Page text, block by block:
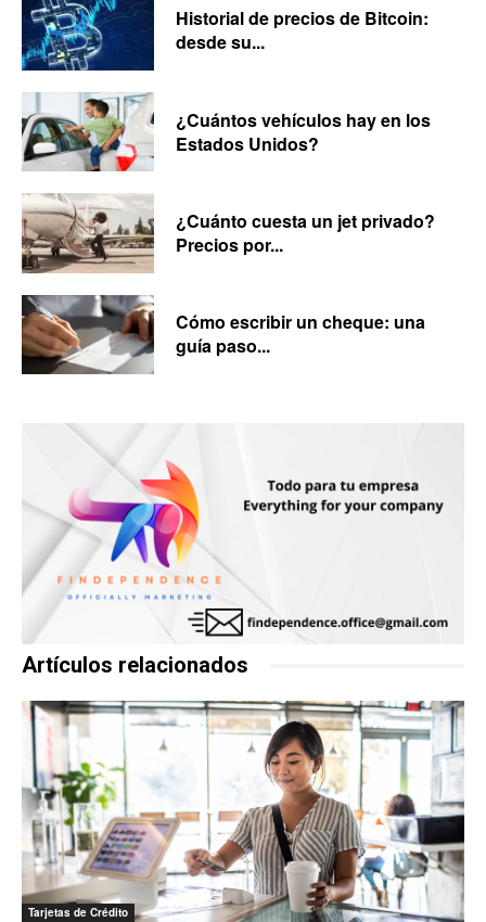
Historial de precios de Bitcoin:
desde su...
¿Cuántos vehículos hay en los
Estados Unidos?
¿Cuánto cuesta un jet privado?
Precios por...
Cómo escribir un cheque: una
guía paso...
Artículos relacionados
Tarjetas de Crédito